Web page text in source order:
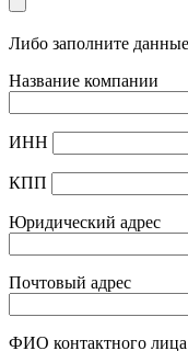
Либо заполните
Название компании
ИНН
КПП
Юридический адрес
Почтовый адрес
ФИО контактного лица